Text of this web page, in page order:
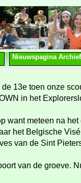
Nieuwspagina Archief
13e toen onze
in het
want meteen na
het Belgische
van de Sint
van de groeve.